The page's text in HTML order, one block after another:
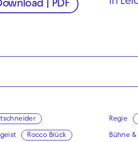
| PDF
Rocco Brück
Regie
Bühne